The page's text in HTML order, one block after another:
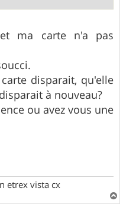
ma carte n'a pas
disparait, qu'elle
à nouveau?
ou avez vous une
etrex vista cx
a